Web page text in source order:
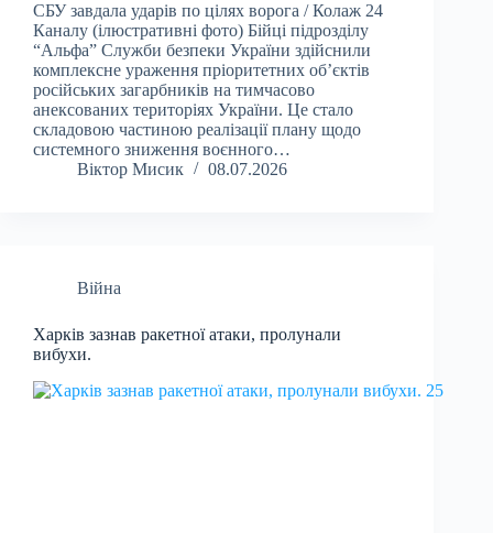
СБУ завдала ударів по цілях ворога / Колаж 24
Каналу (ілюстративні фото) Бійці підрозділу
“Альфа” Служби безпеки України здійснили
комплексне ураження пріоритетних об’єктів
російських загарбників на тимчасово
анексованих територіях України. Це стало
складовою частиною реалізації плану щодо
системного зниження воєнного…
Віктор Мисик
08.07.2026
Війна
Харків зазнав ракетної атаки, пролунали
вибухи.